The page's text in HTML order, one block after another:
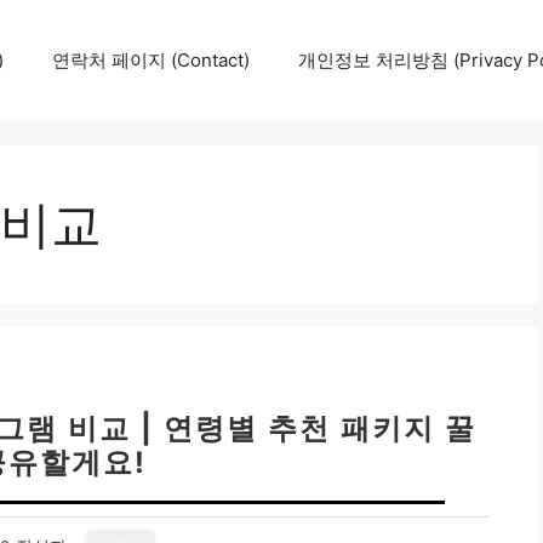
연락처 페이지 (Contact) 개인정보 처리방침 (Privacy
교
램 비교 | 연령별 추천 패키지 꿀
할게요!